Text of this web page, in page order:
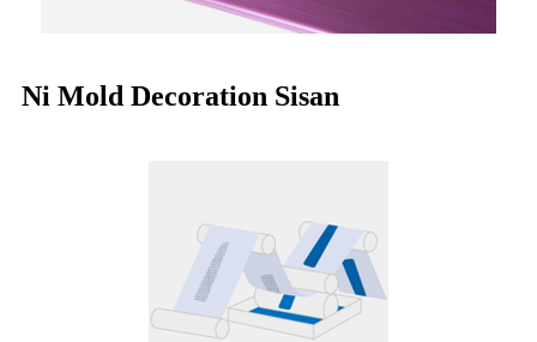
Ni Mold Decoration Sisan